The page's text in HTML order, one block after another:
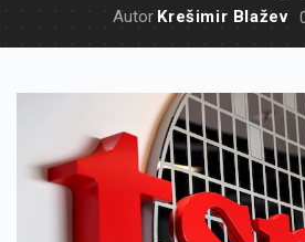
Autor Krešimir Blažev